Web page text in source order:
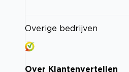
Overige bedrijven
Over Klantenvertellen